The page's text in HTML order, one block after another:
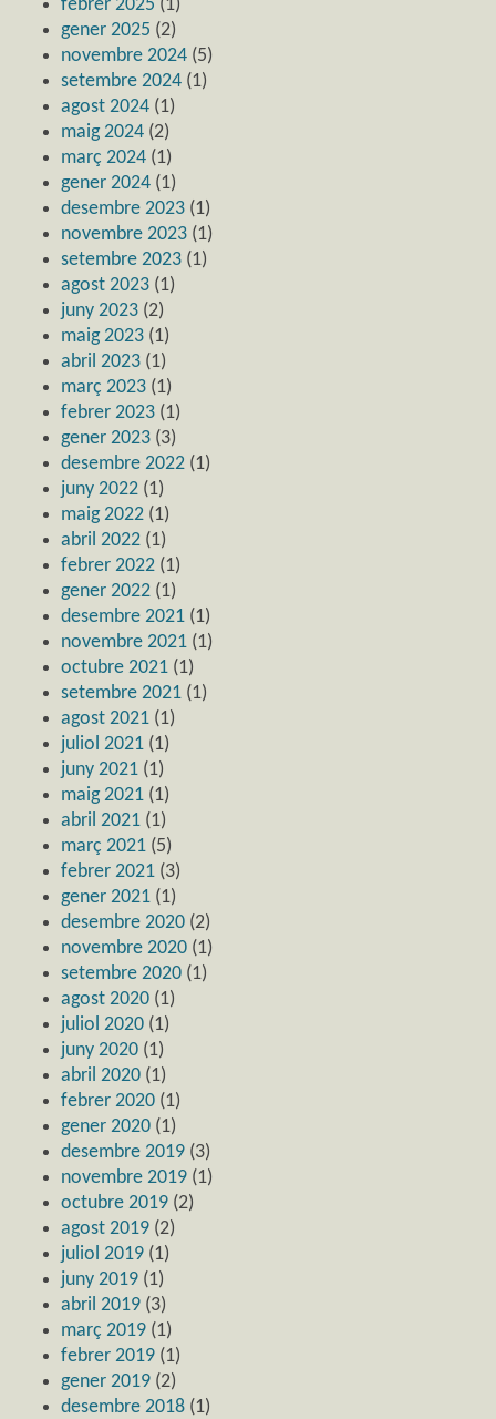
febrer 2025 (1)
gener 2025 (2)
novembre 2024 (5)
setembre 2024 (1)
agost 2024 (1)
maig 2024 (2)
març 2024 (1)
gener 2024 (1)
desembre 2023 (1)
novembre 2023 (1)
setembre 2023 (1)
agost 2023 (1)
juny 2023 (2)
maig 2023 (1)
abril 2023 (1)
març 2023 (1)
febrer 2023 (1)
gener 2023 (3)
desembre 2022 (1)
juny 2022 (1)
maig 2022 (1)
abril 2022 (1)
febrer 2022 (1)
gener 2022 (1)
desembre 2021 (1)
novembre 2021 (1)
octubre 2021 (1)
setembre 2021 (1)
agost 2021 (1)
juliol 2021 (1)
juny 2021 (1)
maig 2021 (1)
abril 2021 (1)
març 2021 (5)
febrer 2021 (3)
gener 2021 (1)
desembre 2020 (2)
novembre 2020 (1)
setembre 2020 (1)
agost 2020 (1)
juliol 2020 (1)
juny 2020 (1)
abril 2020 (1)
febrer 2020 (1)
gener 2020 (1)
desembre 2019 (3)
novembre 2019 (1)
octubre 2019 (2)
agost 2019 (2)
juliol 2019 (1)
juny 2019 (1)
abril 2019 (3)
març 2019 (1)
febrer 2019 (1)
gener 2019 (2)
desembre 2018 (1)